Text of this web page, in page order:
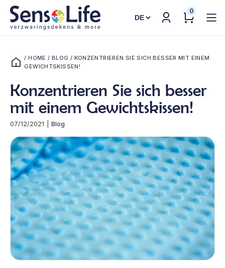
Sprache
0
/HOME / BLOG / KONZENTRIEREN SIE SICH BESSER MIT EINEM
GEWICHTSKISSEN!
Konzentrieren Sie sich besser
mit einem Gewichtskissen!
07/12/2021 Blog